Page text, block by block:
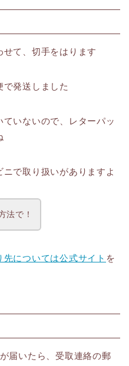
て、切手をはります
発送しました
いないので、レターパッ
で取り扱いがありますよ
法で！
については公式サイト を
届いたら、受取連絡の郵